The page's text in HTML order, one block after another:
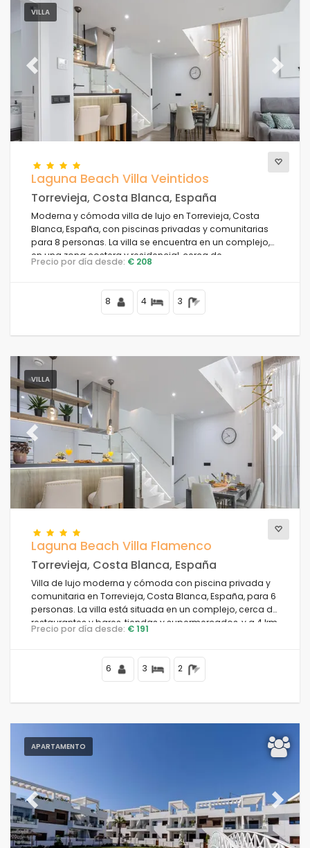
Confort
Servicios
Vistas
Categorías adicionales
VILLA
Previous Next
Laguna Beach Villa Veintidos
Torrevieja, Costa Blanca, España
Moderna y cómoda villa de lujo en Torrevieja, Costa
Blanca, España, con piscinas privadas y comunitarias
para 8 personas. La villa se encuentra en un complejo,
en una zona costera y residencial, cerca de
restaurantes y bares, tiendas y supermercados, y a 4 km
Precio por día desde: € 208
8 4 3
VILLA
Previous Next
Laguna Beach Villa Flamenco
Torrevieja, Costa Blanca, España
Villa de lujo moderna y cómoda con piscina privada y
comunitaria en Torrevieja, Costa Blanca, España, para 6
personas. La villa está situada en un complejo, cerca de
restaurantes y bares, tiendas y supermercados, y a 4 km
de la playa.
Precio por día desde: € 191
6 3 2
APARTAMENTO
Previous Next